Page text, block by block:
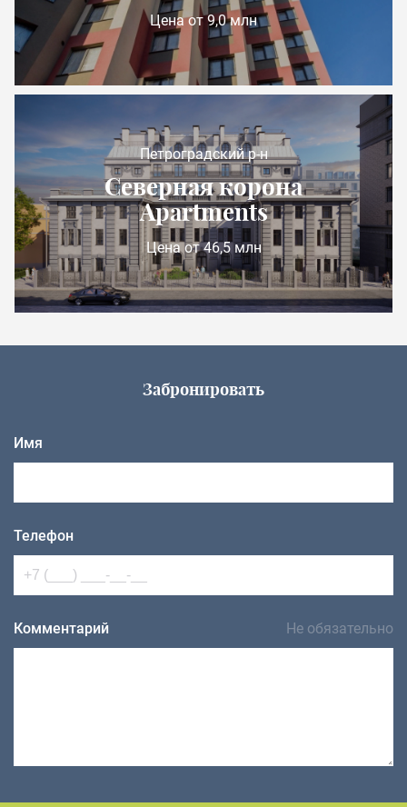
Цена от 9,0 млн
Петроградский р-н
Северная корона
Apartments
Цена от 46,5 млн
Забронировать
Имя
Телефон
Комментарий Не обязательно